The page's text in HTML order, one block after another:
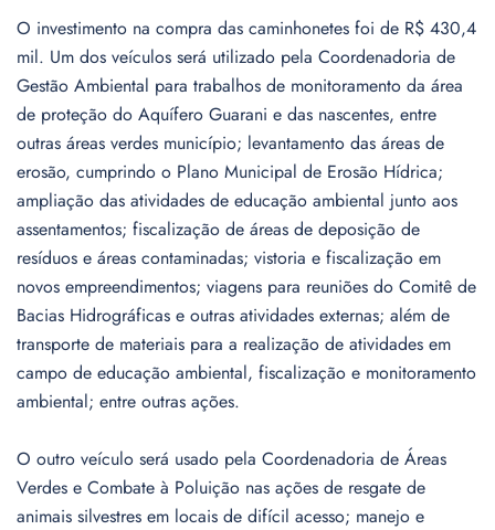
O investimento na compra das caminhonetes foi de R$ 430,4
mil. Um dos veículos será utilizado pela Coordenadoria de
Gestão Ambiental para trabalhos de monitoramento da área
de proteção do Aquífero Guarani e das nascentes, entre
outras áreas verdes município; levantamento das áreas de
erosão, cumprindo o Plano Municipal de Erosão Hídrica;
ampliação das atividades de educação ambiental junto aos
assentamentos; fiscalização de áreas de deposição de
resíduos e áreas contaminadas; vistoria e fiscalização em
novos empreendimentos; viagens para reuniões do Comitê de
Bacias Hidrográficas e outras atividades externas; além de
transporte de materiais para a realização de atividades em
campo de educação ambiental, fiscalização e monitoramento
ambiental; entre outras ações.
O outro veículo será usado pela Coordenadoria de Áreas
Verdes e Combate à Poluição nas ações de resgate de
animais silvestres em locais de difícil acesso; manejo e